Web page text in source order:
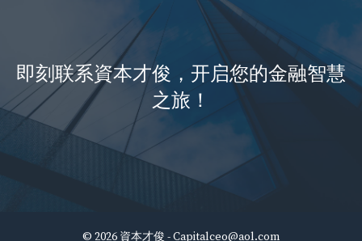
即刻联系資本才俊，开启您的金融智慧
之旅！
© 2026 資本才俊 -Capitalceo@aol.com